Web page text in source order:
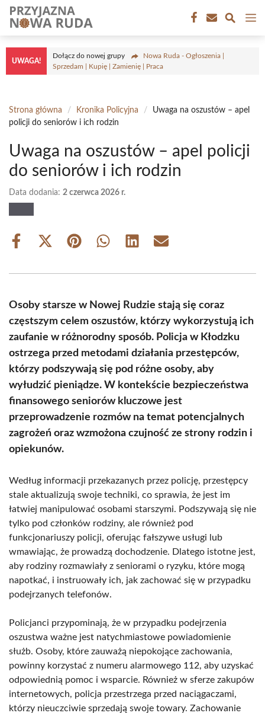
Przejdź
treści
UWAGA!
Dołącz do nowej grupy
Nowa Ruda - Ogłoszenia |
Sprzedam | Kupię | Zamienię | Praca
Strona główna / Kronika Policyjna /
Uwaga na oszustów – apel
policji do seniorów i ich rodzin
Uwaga na oszustów – apel policji
do seniorów i ich rodzin
Data dodania: 2 czerwca 2026 r.
Share
Share
(Twitter)
Share Share Share Share
Osoby starsze w Nowej Rudzie stają się coraz
częstszym celem oszustów, którzy wykorzystują ich
zaufanie w różnorodny sposób. Policja w Kłodzku
ostrzega przed metodami działania przestępców,
którzy podszywają się pod różne osoby, aby
wyłudzić pieniądze. W kontekście bezpieczeństwa
finansowego seniorów kluczowe jest
przeprowadzenie rozmów na temat potencjalnych
zagrożeń oraz wzmożona czujność ze strony rodzin i
opiekunów.
Według informacji przekazanych przez policję, przestępcy
stale aktualizują swoje techniki, co sprawia, że jest im
łatwiej manipulować osobami starszymi. Podszywają się nie
tylko pod członków rodziny, ale również pod
funkcjonariuszy policji, oferując fałszywe usługi lub
wmawiając, że prowadzą dochodzenie. Dlatego istotne jest,
aby rodziny rozmawiały z seniorami o ryzyku, które mogą
napotkać, i instruowały ich, jak zachować się w przypadku
podejrzanych telefonów.
Policjanci przypominają, że w przypadku podejrzenia
oszustwa ważne jest natychmiastowe powiadomienie
służb. Osoby, które zauważą niepokojące zachowania,
powinny korzystać z numeru alarmowego 112, aby uzyskać
odpowiednią pomoc i wsparcie. Również w sferze zakupów
internetowych, policja przestrzega przed naciągaczami,
którzy nieuczciwie sprzedają swoje towary. Zachowanie